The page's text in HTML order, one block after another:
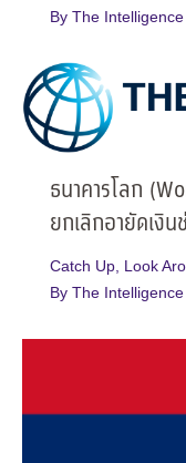
By The Intelligence
ธนาคารโลก
ยกเลิกอายัดเงิ
Catch Up Look
By The Intelligence